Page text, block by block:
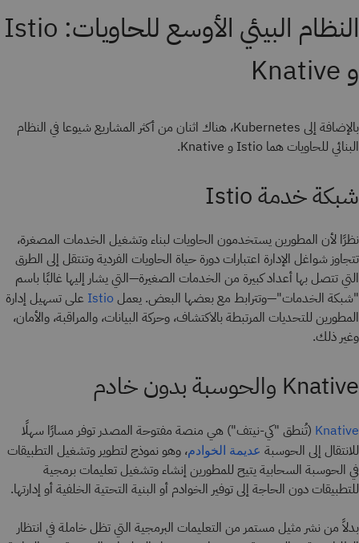
النظام البيئي الأوسع للحاويات: Istio
و Knative
بالإضافة إلى Kubernetes، هناك اثنان من أكثر المشاريع شيوعا في النظام
البنائي للحاويات هما Istio و Knative.
شبكة خدمة Istio
نظرًا لأن المطورين يستخدمون الحاويات لبناء وتشغيل الخدمات المصغرة،
تتجاوز شواغل الإدارة اعتبارات دورة حياة الحاويات الفردية وتنتقل إلى الطرق
التي تتصل بها أعداد كبيرة من الخدمات الصغيرة—التي يشار إليها غالبًا باسم
"شبكة الخدمات"—وتترابط مع بعضها البعض. يعمل Istio على تسهيل إدارة
المطورين للتحديات المرتبطة بالاكتشاف، وحركة البيانات، والمراقبة، والأمان،
وغير ذلك.
Knative والحوسبة بدون خادم
Knative (تُنطق "كي-نيتف") هي منصة مفتوحة المصدر توفر مسارًا سهلًا
للانتقال إلى الحوسبة عديمة الخوادم، وهو نموذج لتطوير وتشغيل التطبيقات
في الحوسبة السحابية يتيح للمطورين إنشاء وتشغيل تعليمات برمجية
للتطبيقات دون الحاجة إلى توفير الخوادم أو البنية التحتية الخلفية أو إدارتها.
بدلاً من نشر مثيل مستمر من التعليمات البرمجية التي تظل خاملة في انتظار